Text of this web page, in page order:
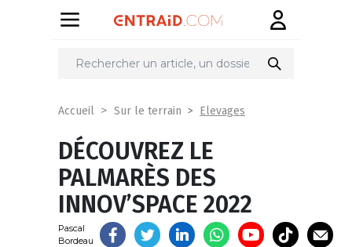
Partager
Accueil Sur le terrain Elevages
DÉCOUVREZ LE
PALMARÈS DES
INNOV’SPACE 2022
Pascal
Bordeau